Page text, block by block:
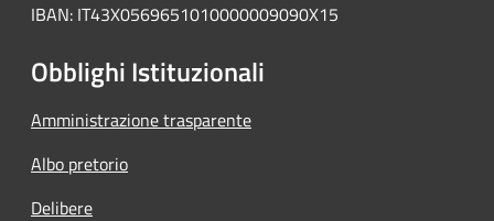
IBAN: IT43X0569651010000009090X15
Obblighi Istituzionali
Amministrazione trasparente
Albo pretorio
Delibere